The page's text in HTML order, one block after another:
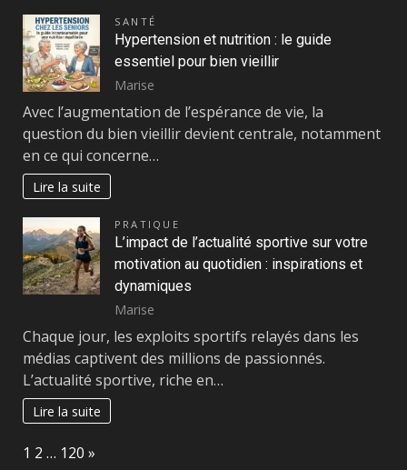
SANTÉ
Hypertension et nutrition : le guide
essentiel pour bien vieillir
Marise
Avec l’augmentation de l’espérance de vie, la
question du bien vieillir devient centrale, notamment
en ce qui concerne…
Lire la suite
PRATIQUE
L’impact de l’actualité sportive sur votre
motivation au quotidien : inspirations et
dynamiques
Marise
Chaque jour, les exploits sportifs relayés dans les
médias captivent des millions de passionnés.
L’actualité sportive, riche en…
Lire la suite
Page:
1 2 … 120 Next
»